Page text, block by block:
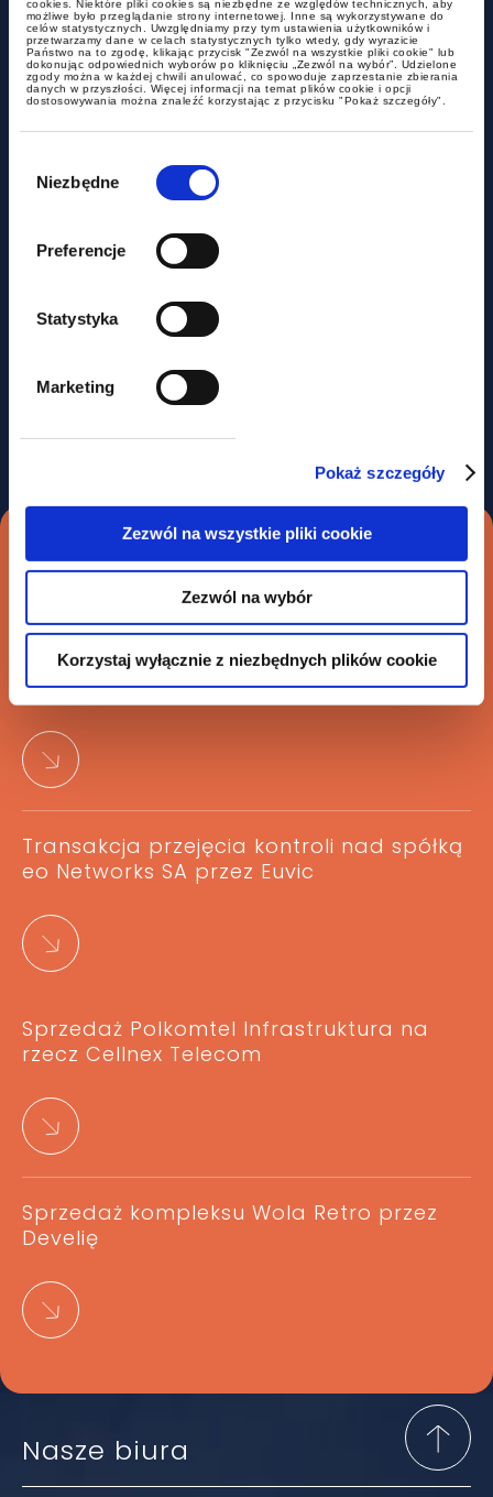
cookies. Niektóre pliki cookies są niezbędne ze względów technicznych, aby
możliwe było przeglądanie strony internetowej. Inne są wykorzystywane do
celów statystycznych. Uwzględniamy przy tym ustawienia użytkowników i
przetwarzamy dane w celach statystycznych tylko wtedy, gdy wyrazicie
Państwo na to zgodę, klikając przycisk "Zezwól na wszystkie pliki cookie" lub
dokonując odpowiednich wyborów po kliknięciu „Zezwól na wybór”. Udzielone
zgody można w każdej chwili anulować, co spowoduje zaprzestanie zbierania
danych w przyszłości. Więcej informacji na temat plików cookie i opcji
dostosowywania można znaleźć korzystając z przycisku "Pokaż szczegóły".
zgody
Niezbędne
Preferencje
Statystyka
Marketing
Pokaż szczegóły
Zezwól na wszystkie pliki cookie
Zezwól na wybór
Korzystaj wyłącznie z niezbędnych plików cookie
Marta Lipińska
radca prawny, counsel
Marta.Lipinska@gww.pl
Inne case studies
Wygrana w sporze przed NSA o 571 mln
zł dla spółki Elektrim
Transakcja przejęcia kontroli nad spółką
eo Networks SA przez Euvic
Sprzedaż Polkomtel Infrastruktura na
rzecz Cellnex Telecom
Sprzedaż kompleksu Wola Retro przez
Develię
Nasze biura